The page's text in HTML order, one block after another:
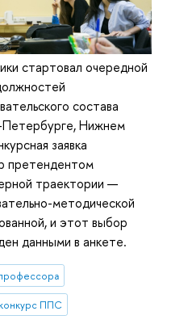
стартовал очередной
состава
Нижнем
заявка
претендентом
траектории —
методической
и этот выбор
данными в анкете.
конкурс ППС